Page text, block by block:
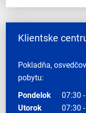
Klientske
Pokladňa,
pobytu:
Pondelok
07:30
Utorok
07:30